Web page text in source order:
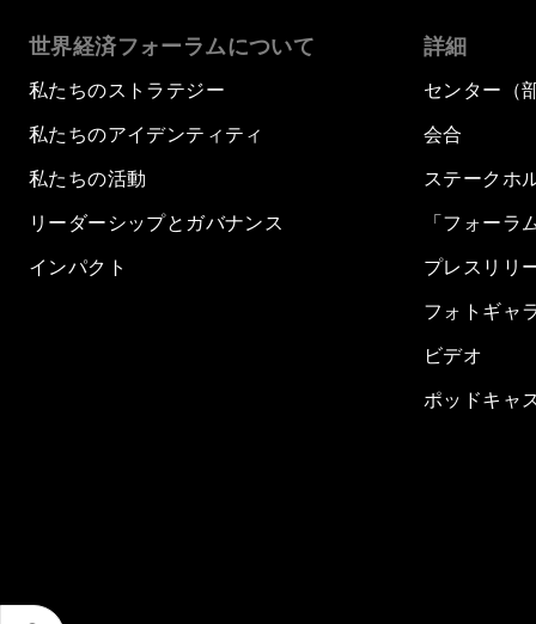
世界経済フォーラムについて
私たちのストラテジー
私たちのアイデンティティ
私たちの活動
リーダーシップとガバナンス
インパクト
詳細
センター（
会合
ステークホ
「フォーラ
プレスリリ
フォトギャ
ビデオ
ポッドキャ